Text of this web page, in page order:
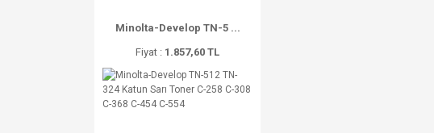
Minolta-Develop TN-5 ...
Fiyat : 1.857,60 TL